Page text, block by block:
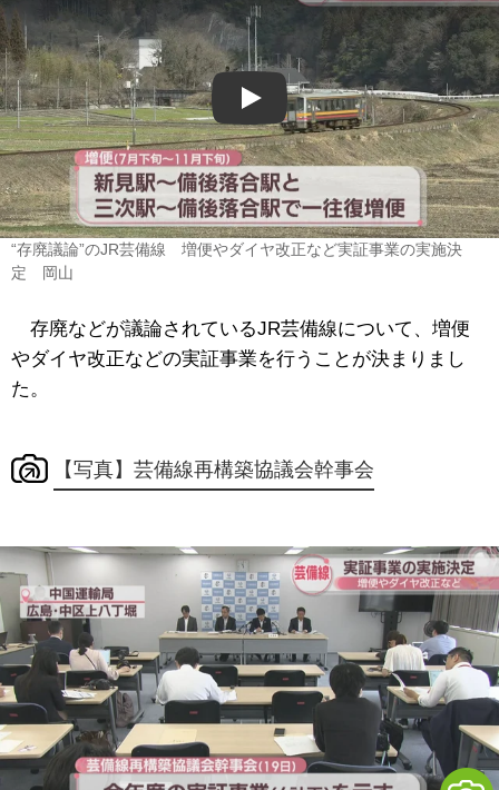
Play
“存廃議論”のJR芸備線 増便やダイヤ改正など実証事業の実施決
定 岡山
存廃などが議論されているJR芸備線について、増便
やダイヤ改正などの実証事業を行うことが決まりまし
た。
【写真】芸備線再構築協議会幹事会